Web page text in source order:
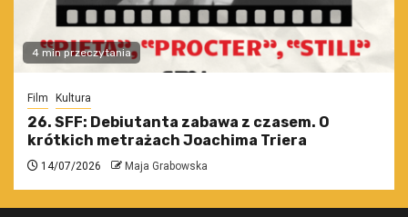
4 min przeczytania
Film Kultura
26. SFF: Debiutanta zabawa z czasem. O
krótkich metrażach Joachima Triera
14/07/2026 Maja Grabowska